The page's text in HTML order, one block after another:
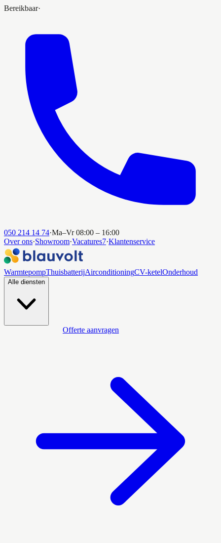
Bereikbaar·
050 214 14 74·Ma–Vr 08:00 – 16:00
Over ons·Showroom·Vacatures7·Klantenservice
WarmtepompThuisbatterijAirconditioningCV-ketelOnderhoud
Alle diensten
Offerte aanvragen